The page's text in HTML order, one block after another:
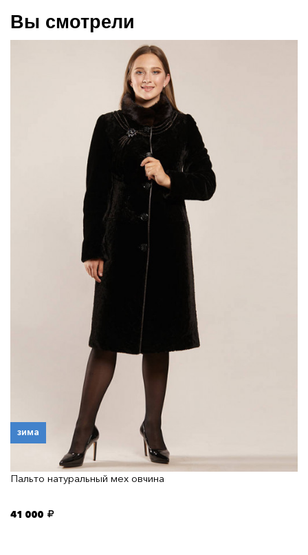
Вы смотрели
зима
Пальто натуральный мех овчина
41 000